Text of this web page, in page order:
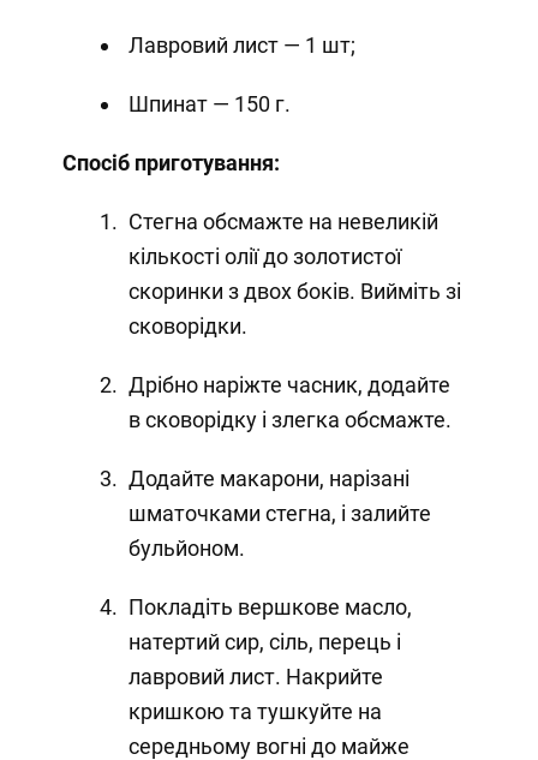
Лавровий лист — 1 шт;
Шпинат — 150 г.
Спосіб приготування:
Стегна обсмажте на невеликій
кількості олії до золотистої
скоринки з двох боків. Вийміть зі
сковорідки.
Дрібно наріжте часник, додайте
в сковорідку і злегка обсмажте.
Додайте макарони, нарізані
шматочками стегна, і залийте
бульйоном.
Покладіть вершкове масло,
натертий сир, сіль, перець і
лавровий лист. Накрийте
кришкою та тушкуйте на
середньому вогні до майже